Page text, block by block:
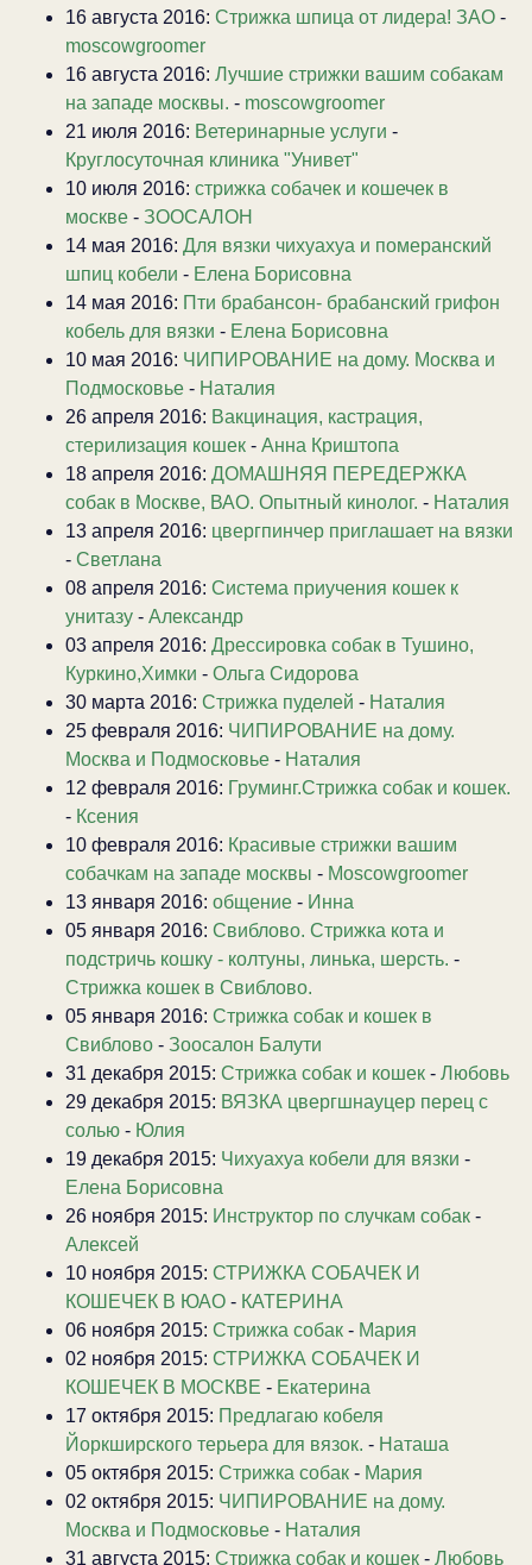
16 августа 2016: Стрижка шпица от лидера! ЗАО -
moscowgroomer
16 августа 2016: Лучшие стрижки вашим собакам
на западе москвы. - moscowgroomer
21 июля 2016: Ветеринарные услуги -
Круглосуточная клиника "Унивет"
10 июля 2016: стрижка собачек и кошечек в
москве - ЗООСАЛОН
14 мая 2016: Для вязки чихуахуа и померанский
шпиц кобели - Елена Борисовна
14 мая 2016: Пти брабансон- брабанский грифон
кобель для вязки - Елена Борисовна
10 мая 2016: ЧИПИРОВАНИЕ на дому. Москва и
Подмосковье - Наталия
26 апреля 2016: Вакцинация, кастрация,
стерилизация кошек - Анна Криштопа
18 апреля 2016: ДОМАШНЯЯ ПЕРЕДЕРЖКА
собак в Москве, ВАО. Опытный кинолог. - Наталия
13 апреля 2016: цвергпинчер приглашает на вязки
- Светлана
08 апреля 2016: Система приучения кошек к
унитазу - Александр
03 апреля 2016: Дрессировка собак в Тушино,
Куркино,Химки - Ольга Сидорова
30 марта 2016: Стрижка пуделей - Наталия
25 февраля 2016: ЧИПИРОВАНИЕ на дому.
Москва и Подмосковье - Наталия
12 февраля 2016: Груминг.Стрижка собак и кошек.
- Ксения
10 февраля 2016: Красивые стрижки вашим
собачкам на западе москвы - Moscowgroomer
13 января 2016: общение - Инна
05 января 2016: Свиблово. Стрижка кота и
подстричь кошку - колтуны, линька, шерсть. -
Стрижка кошек в Свиблово.
05 января 2016: Стрижка собак и кошек в
Свиблово - Зоосалон Балути
31 декабря 2015: Стрижка собак и кошек - Любовь
29 декабря 2015: ВЯЗКА цвергшнауцер перец с
солью - Юлия
19 декабря 2015: Чихуахуа кобели для вязки -
Елена Борисовна
26 ноября 2015: Инструктор по случкам собак -
Алексей
10 ноября 2015: СТРИЖКА СОБАЧЕК И
КОШЕЧЕК В ЮАО - КАТЕРИНА
06 ноября 2015: Стрижка собак - Мария
02 ноября 2015: СТРИЖКА СОБАЧЕК И
КОШЕЧЕК В МОСКВЕ - Екатерина
17 октября 2015: Предлагаю кобеля
Йоркширского терьера для вязок. - Наташа
05 октября 2015: Стрижка собак - Мария
02 октября 2015: ЧИПИРОВАНИЕ на дому.
Москва и Подмосковье - Наталия
31 августа 2015: Стрижка собак и кошек - Любовь